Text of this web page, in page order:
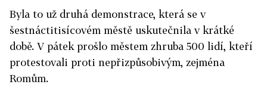
Byla to už druhá demonstrace, která se v
šestnáctitisícovém městě uskutečnila v krátké
době. V pátek prošlo městem zhruba 500 lidí, kteří
protestovali proti nepřizpůsobivým, zejména
Romům.